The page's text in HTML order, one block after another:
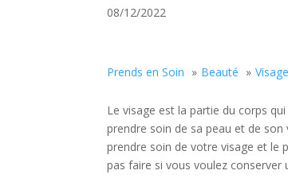
08/12/2022
Prends en Soin Beauté Visage
Le visage est la partie du corps
prendre soin de sa peau et de
prendre soin de votre visage et le
pas faire si vous voulez conserver